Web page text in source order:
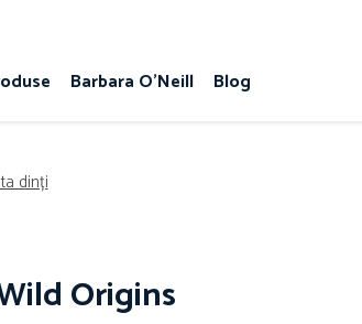
Barbara O'Neill Blog
dinți
Origins